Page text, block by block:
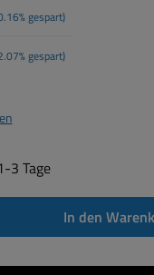
gespart)
gespart)
3 Tage
Wert ein oder benutze
In den